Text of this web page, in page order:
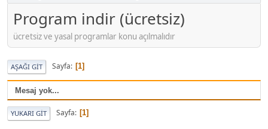
Program indir (ücretsiz)
ücretsiz ve yasal programlar konu açılmalıdır
AŞAĞI GIT Sayfa 1
Mesaj yok...
YUKARI GIT Sayfa 1